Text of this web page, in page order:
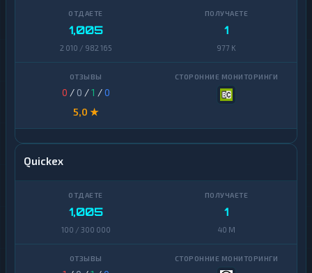
1,005
2 010 / 982 165
1
977 K
0 / 0 /1 /0
5,0 ★
Quickex
1,005
100 / 300 000
1
40 M